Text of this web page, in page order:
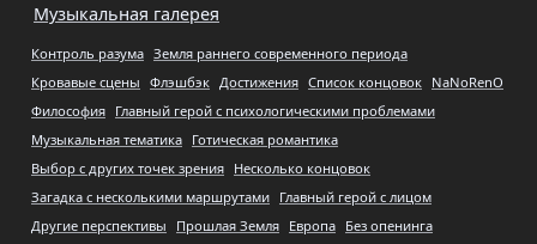
Музыкальная галерея
Контроль разума Земля раннего современного периода
Кровавые сцены Флэшбэк Достижения Список концовок NaNoRenO
Философия Главный герой с психологическими проблемами
Музыкальная тематика Готическая романтика
Выбор с других точек зрения Несколько концовок
Загадка с несколькими маршрутами Главный герой с лицом
Другие перспективы
Прошлая Земля Европа Без опенинга